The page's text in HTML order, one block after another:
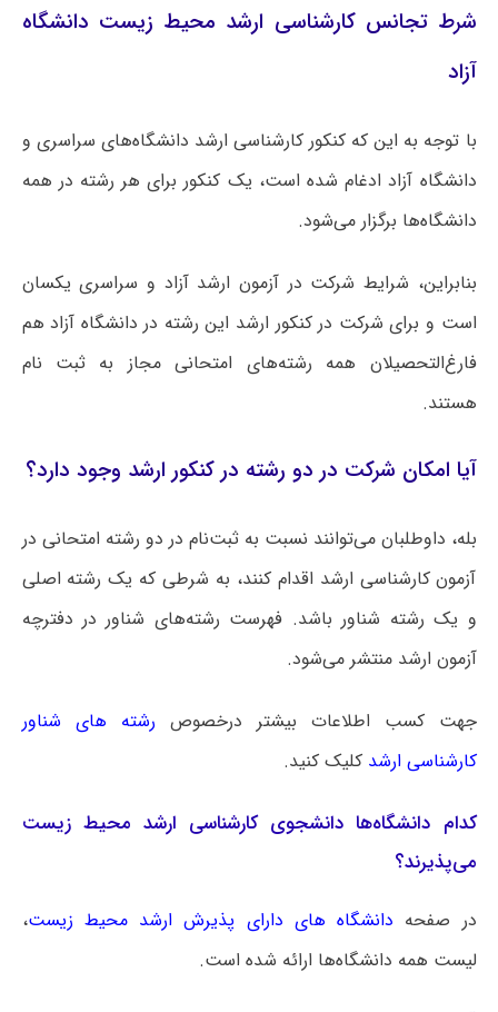
شرط تجانس کارشناسی ارشد محیط زیست دانشگاه
آزاد
با توجه به این که کنکور کارشناسی ارشد دانشگاه‌های سراسری و
دانشگاه آزاد ادغام شده است، یک کنکور برای هر رشته در همه
دانشگاه‌ها برگزار می‌شود.
بنابراین، شرایط شرکت در آزمون ارشد آزاد و سراسری یکسان
است و برای شرکت در کنکور ارشد این رشته در دانشگاه آزاد هم
فارغ‌التحصیلان همه رشته‌های امتحانی مجاز به ثبت نام
هستند.
آیا امکان شرکت در دو رشته در کنکور ارشد وجود دارد؟
بله، داوطلبان می‌توانند نسبت به ثبت‌نام در دو رشته امتحانی در
آزمون کارشناسی ارشد اقدام کنند، به شرطی که یک رشته اصلی
و یک رشته شناور باشد. فهرست رشته‌های شناور در دفترچه
آزمون ارشد منتشر می‌شود.
جهت کسب اطلاعات بیشتر درخصوص رشته های شناور
کارشناسی ارشد کلیک کنید.
کدام دانشگاه‌ها دانشجوی کارشناسی ارشد محیط زیست
می‌پذیرند؟
در صفحه دانشگاه های دارای پذیرش ارشد محیط زیست،
لیست همه دانشگاه‌ها ارائه شده است.